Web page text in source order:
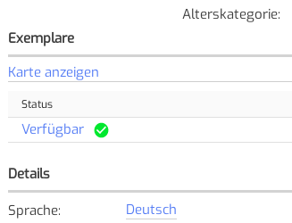
Alterskategorie:
Exemplare
Karte anzeigen
Status
Verfügbar
Details
Sprache:
Deutsch